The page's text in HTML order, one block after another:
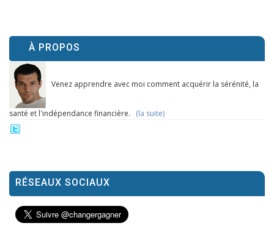
À PROPOS
Venez apprendre avec moi comment acquérir la sérénité, la
santé et l'indépendance financière. (la suite)
RÉSEAUX SOCIAUX